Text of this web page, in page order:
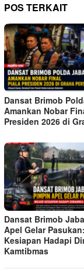
POS TERKAIT
Dansat Brimob
Amankan Nobar
Presiden 2026 di
Dansat Brimob
Apel Gelar
Kesiapan Hadapi
Kamtibmas